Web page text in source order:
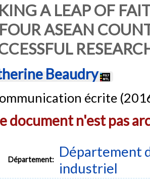
A LEAP OF
ASEAN
Beaudry
écrite
document n'est pas
Département:
Département
industriel